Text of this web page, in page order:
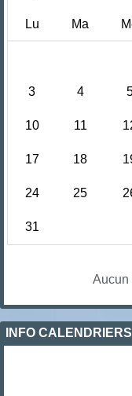
Lu Ma
3 4
10 11
17 18
24 25
31
Aucun
INFO CALENDRIERS